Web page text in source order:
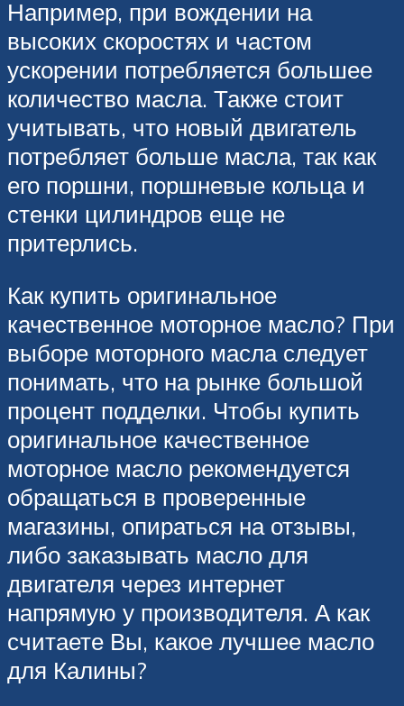
Например, при вождении на
высоких скоростях и частом
ускорении потребляется большее
количество масла. Также стоит
учитывать, что новый двигатель
потребляет больше масла, так как
его поршни, поршневые кольца и
стенки цилиндров еще не
притерлись.
Как купить оригинальное
качественное моторное масло? При
выборе моторного масла следует
понимать, что на рынке большой
процент подделки. Чтобы купить
оригинальное качественное
моторное масло рекомендуется
обращаться в проверенные
магазины, опираться на отзывы,
либо заказывать масло для
двигателя через интернет
напрямую у производителя. А как
считаете Вы, какое лучшее масло
для Калины?